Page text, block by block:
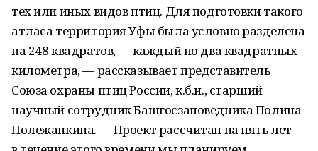
тех или иных видов птиц. Для подготовки такого
атласа территория Уфы была условно разделена
на 248 квадратов, — каждый по два квадратных
километра, — рассказывает представитель
Союза охраны птиц России, к.б.н., старший
научный сотрудник Башгосзаповедника Полина
Полежанкина. — Проект рассчитан на пять лет —